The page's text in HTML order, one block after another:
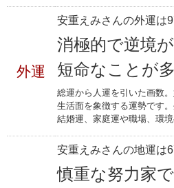
外運
安重えみさんの外運は9
消極的で逆境
短命なことが多
総運から人運を引いた画数
生活面を象徴する運勢です
結婚運、家庭運や職場、環
安重えみさんの地運は6
慎重な努力家